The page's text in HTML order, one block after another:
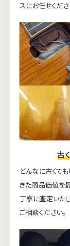
スにお任せくださ
古
どんなに古くて
きた商品価値を
丁寧に査定いた
ご相談ください。